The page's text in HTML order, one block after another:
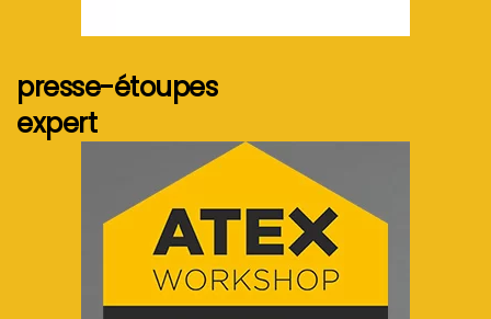
presse-étoupes
expert